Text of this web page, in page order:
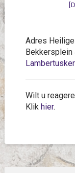
Adres
Bekkersplein
Wilt u
Klik hier.